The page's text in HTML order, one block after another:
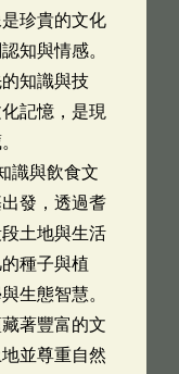
珍貴的文化
知與情感。
知識與技
記憶，是現
識與飲食文
發，透過耆
土地與生活
種子與植
生態智慧。
著豐富的文
並尊重自然